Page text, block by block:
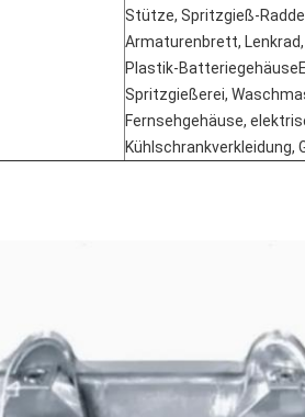
Stütze, Spritzgieß-
Armaturenbrett,
Plastik-
Spritzgießerei,
Fernsehgehäuse,
Kühlschrankverkleidung,